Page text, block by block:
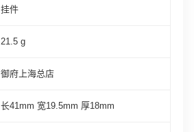
挂件
21.5 g
御府上海总店
长41mm 宽19.5mm 厚18mm